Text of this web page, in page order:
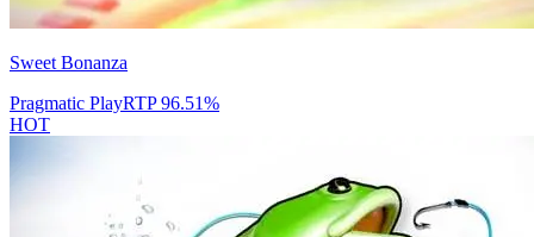
Sweet Bonanza
Pragmatic PlayRTP96.51%
HOT